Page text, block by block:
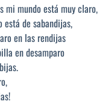
mi mundo está muy claro,
está de sabandijas,
en las rendijas
en desamparo